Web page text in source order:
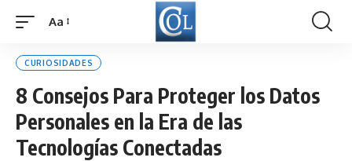
Font
Aa
CURIOSIDADES
8 Consejos Para Proteger los Datos
Personales en la Era de las
Tecnologías Conectadas